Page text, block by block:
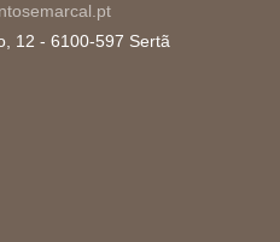
12 - 6100-597 Sertã